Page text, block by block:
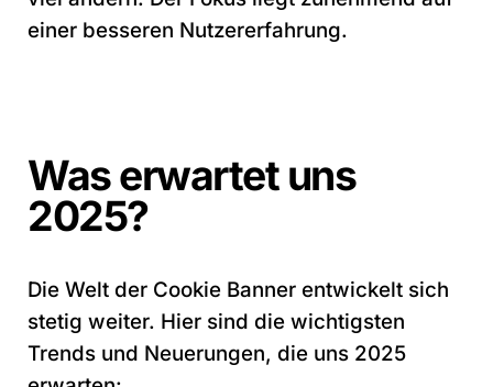
einer besseren Nutzererfahrung.
Was erwartet uns
2025?
Die Welt der Cookie Banner entwickelt sich
stetig weiter. Hier sind die wichtigsten
Trends und Neuerungen, die uns 2025